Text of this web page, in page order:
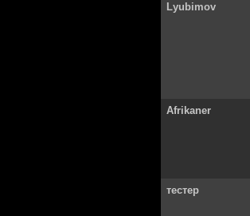
Lyubimov
Afrikaner
тестер